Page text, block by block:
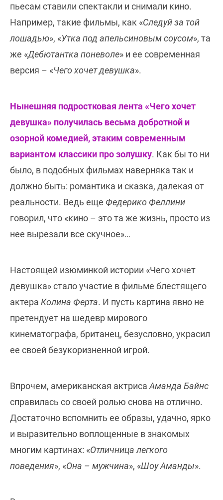
пьесам ставили спектакли и снимали кино.
Например, такие фильмы, как «Следуй за той
лошадью», «Утка под апельсиновым соусом», та
же «Дебютантка поневоле» и ее современная
версия – «Чего хочет девушка».
Нынешняя подростковая лента «Чего хочет
девушка» получилась весьма добротной и
озорной комедией, этаким современным
вариантом классики про золушку. Как бы то ни
было, в подобных фильмах наверняка так и
должно быть: романтика и сказка, далекая от
реальности. Ведь еще Федерико Феллини
говорил, что «кино – это та же жизнь, просто из
нее вырезали все скучное»…
Настоящей изюминкой истории «Чего хочет
девушка» стало участие в фильме блестящего
актера Колина Ферта. И пусть картина явно не
претендует на шедевр мирового
кинематографа, британец, безусловно, украсил
ее своей безукоризненной игрой.
Впрочем, американская актрисаАманда Байнс
справилась со своей ролью снова на отлично.
Достаточно вспомнить ее образы, удачно, ярко
и выразительно воплощенные в знакомых
многим картинах: «Отличница легкого
поведения», «Она – мужчина», «Шоу Аманды».